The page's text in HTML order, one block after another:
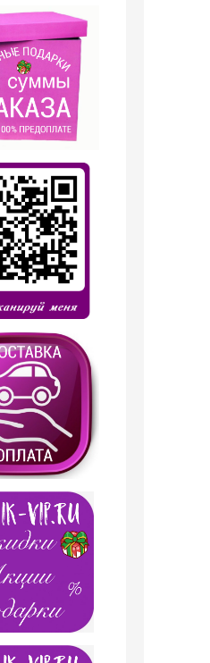
Парфюмерия
Clive&Keira
Clive&Keira /
Туалетная вода №
1043 Tom Ford Noir
Extreme men 30 ml
1 199